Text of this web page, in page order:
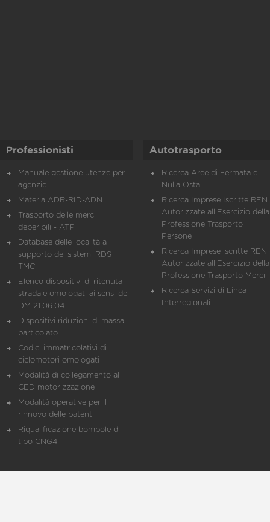
Professionisti
Manuale gestione utenze per
agenzie
Materia ADR-RID-ADN
Trasporto delle merci
deperibili - ATP
Database delle località a
supporto dei sistemi RDS
TMC
Elenco dispositivi di ritenuta
stradale omologati ai sensi del
DM 21.06.04
Dispositivi riduzioni di massa
particolato
Codici immatricolativi di
ciclomotori omologati
Modalità di collegamento al
CED motorizzazione
Modalità operative per il
rinnovo delle patenti
Riqualificazione bombole di
tipo CNG4
Autotrasporto
Ricerca Aree di Fermata e
Nulla Osta
Ricerca Imprese Iscritte REN
Autorizzate all'Esercizio della
Professione Trasporto
Persone
Ricerca Imprese iscritte REN
Autorizzate all'Esercizio della
Professione Trasporto Merci
Ricerca Servizi di Linea
Interregionali